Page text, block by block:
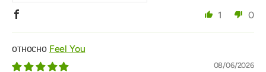
1 0
Feel You
08/06/2026